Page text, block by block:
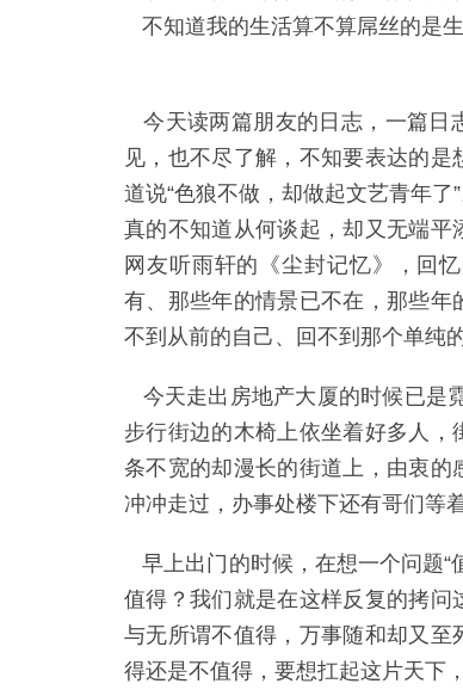
不知道我的生活算不算屌丝的是
-------
今天读两篇朋友的日志，一篇日
见，也不尽了解，不知要表达的
道说“色狼不做，却做起文艺青年
真的不知道从何谈起，却又无端
网友听雨轩的《尘封记忆》，回
有、那些年的情景已不在，那些年
不到从前的自己、回不到那个单纯的
今天走出房地产大厦的时候已是
步行街边的木椅上依坐着好多人
条不宽的却漫长的街道上，由衷
冲冲走过，办事处楼下还有哥们等
早上出门的时候，在想一个问题“
值得？我们就是在这样反复的拷
与无所谓不值得，万事随和却又
得还是不值得，要想扛起这片天下